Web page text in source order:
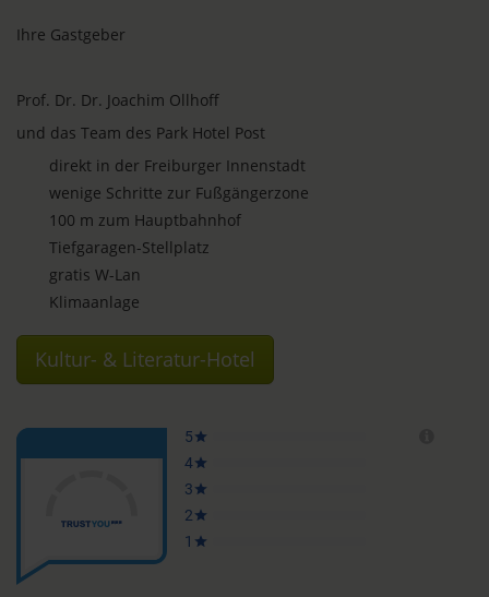
Ihre Gastgeber
Prof. Dr. Dr. Joachim Ollhoff
und das Team des Park Hotel Post
direkt in der Freiburger Innenstadt
wenige Schritte zur Fußgängerzone
100 m zum Hauptbahnhof
Tiefgaragen-Stellplatz
gratis W-Lan
Klimaanlage
Kultur- & Literatur-Hotel